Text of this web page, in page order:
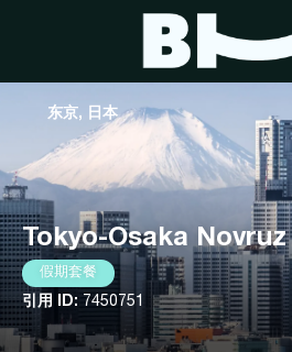
Tokyo-Osaka
假期套餐
引用 ID: 7450751
东京, 日本